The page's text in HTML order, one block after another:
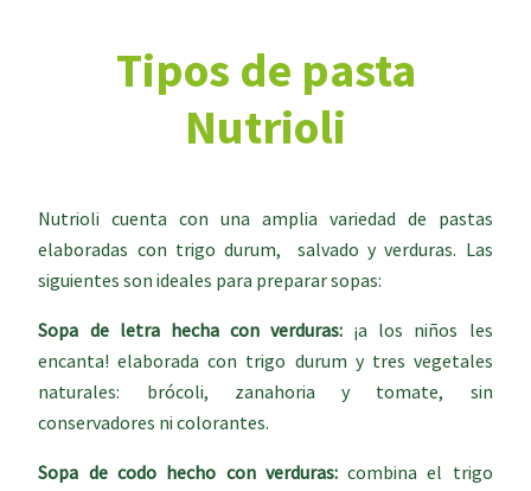
Tipos de pasta
Nutrioli
Nutrioli cuenta con una amplia variedad de pastas
elaboradas con trigo durum, salvado y verduras. Las
siguientes son ideales para preparar sopas:
Sopa de letra hecha con verduras: ¡a los niños les
encanta! elaborada con trigo durum y tres vegetales
naturales: brócoli, zanahoria y tomate, sin
conservadores ni colorantes.
Sopa de codo hecho con verduras:combina el trigo